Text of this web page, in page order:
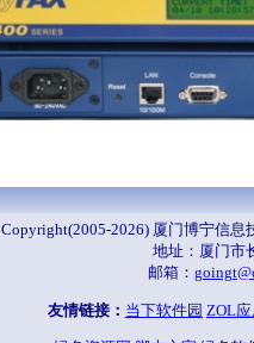
Copyright(2005-2026) 厦门博宁信
地址：厦门
邮箱：
友情链接： 当下软件园 ZOL